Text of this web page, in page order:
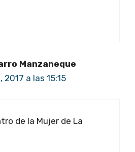
Manzaneque
2017 a las 15:15
de la Mujer de La